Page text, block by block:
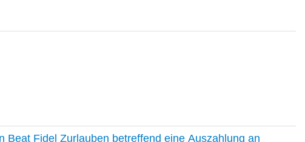
Beat Fidel Zurlauben betreffend eine Auszahlung an